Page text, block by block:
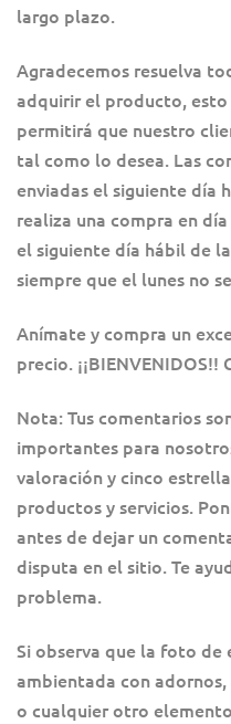
largo plazo.
Agradecemos resuelva
adquirir el producto,
permitirá que nuestro
tal como lo desea. Las
enviadas el siguiente día
realiza una compra en
el siguiente día hábil de
siempre que el lunes no
Anímate y compra un
precio.
Nota: Tus comentarios
importantes para
valoración y cinco
productos y servicios.
antes de dejar un
disputa en el sitio. Te
problema.
Si observa que la foto de
ambientada con
o cualquier otro